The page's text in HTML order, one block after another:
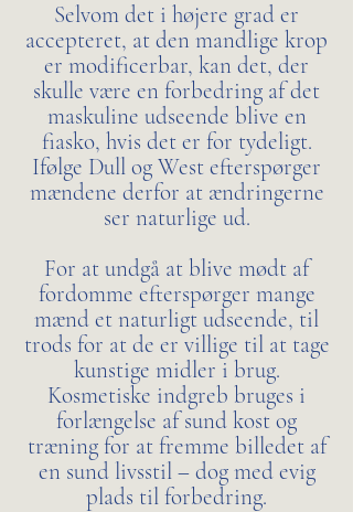
Selvom det i højere grad er
accepteret, at den mandlige krop
er modificerbar, kan det, der
skulle være en forbedring af det
maskuline udseende blive en
fiasko, hvis det er for tydeligt.
Ifølge Dull og West efterspørger
mændene derfor at ændringerne
ser naturlige ud.
For at undgå at blive mødt af
fordomme efterspørger mange
mænd et naturligt udseende, til
trods for at de er villige til at tage
kunstige midler i brug.
Kosmetiske indgreb bruges i
forlængelse af sund kost og
træning for at fremme billedet af
en sund livsstil – dog med evig
plads til forbedring.